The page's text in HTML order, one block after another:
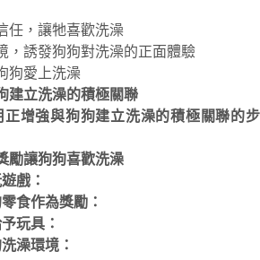
任，讓牠喜歡洗澡
，誘發狗狗對洗澡的正面體驗
狗愛上洗澡
建立洗澡的積極關聯
正增強與狗狗建立洗澡的積極關聯的步
勵讓狗狗喜歡洗澡
戲：
食作為獎勵：
玩具：
澡環境：